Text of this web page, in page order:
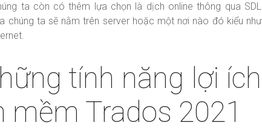
ta còn có thêm lựa chọn là dịch online thông qua SDL
chúng ta sẽ nằm trên server hoặc một nơi nào đó kiểu như
tính năng lợi ích
mềm Trados 2021